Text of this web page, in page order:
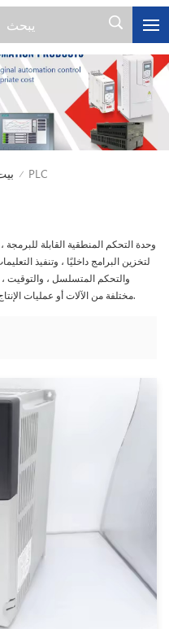
/ PLC
وحدة التحكم المنطقية القابلة للبرمجة
لتخزين البرامج داخليًا ، وتنفيذ
والتحكم المتسلسل ، والتوقيت ،
مختلفة من الآلات أو عمليات الإنتاج من خلال المدخلات الرقمية أو التناظرية /انتاج.